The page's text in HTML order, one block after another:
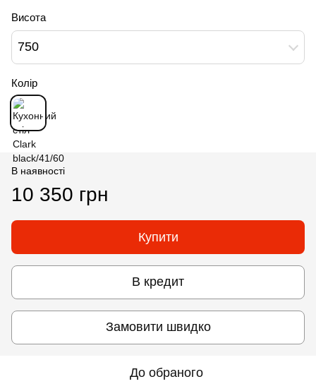
Висота
750
Колір
В наявності
10 350 грн
Купити
В кредит
Замовити швидко
До обраного